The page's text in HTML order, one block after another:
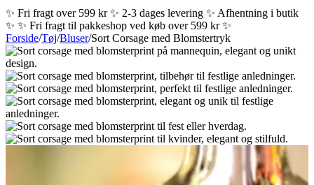
✨ Fri fragt over 599 kr ✨ 2-3 dages levering ✨ Afhentning i butik
✨ ✨ Fri fragt til pakkeshop ved køb over 599 kr ✨
Forside/Tøj/Bluser/Sort Corsage med Blomstertryk